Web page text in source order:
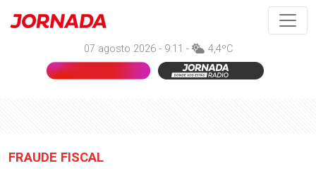
07 agosto 2026 - 9:11 - 4,4ºC
FRAUDE FISCAL